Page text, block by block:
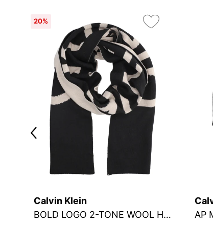
20%
Calvin Klein
BOLD LOGO 2-TONE WOOL HW SCARF
AP